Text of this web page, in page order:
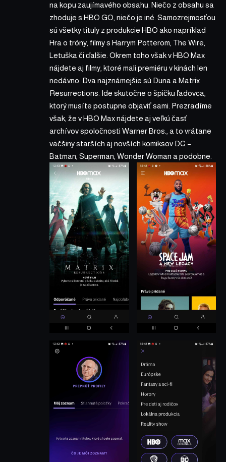
na kopu zaujímavého obsahu. Niečo z obsahu sa
zhoduje s HBO GO , niečo je iné. Samozrejmosťou
sú všetky tituly z produkcie HBO ako napríklad
Hra o tróny, filmy s Harrym Potterom, The Wire,
Letuška či ďalšie. Okrem toho však v HBO Max
nájdete aj filmy, ktoré mali premiéru v kinách len
nedávno. Dva najznámejšie sú Duna a Matrix
Resurrections. Ide skutočne o špičku ľadovca,
ktorý musíte postupne objaviť sami. Prezradíme
však, že v HBO Max nájdete aj veľkú časť
archívov spoločnosti Warner Bros., a to vrátane
väčšiny starších aj novších komiksov DC –
Batman, Superman, Wonder Woman a podobne.